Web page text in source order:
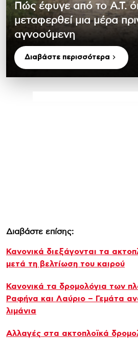
Πώς έφυγε από το Α.Τ.
μεταφερθεί μια μέρα
αγνοούμενη
Διαβάστε περισσότερα
Διαβάστε επίσης:
Κανονικά διεξάγονται τα
μετά τη βελτίωση του καιρού
Κανονικά τα δρομολόγια των
Ραφήνα και Λαύριο – Γεμάτα
λιμάνια
Αλλαγές στα ακτοπλοϊκά